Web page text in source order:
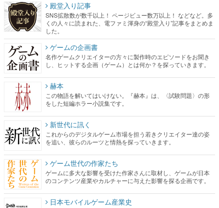
殿堂入り記事
SNS拡散数が数千以上！ ページビュー数万以上！ などなど。多
くの人々に読まれた、電ファミ渾身の“殿堂入り”記事をまとめま
した。
ゲームの企画書
名作ゲームクリエイターの方々に製作時のエピソードをお聞き
し、ヒットする企画（ゲーム）とは何か？を探っていきます。
赫本
この物語を解いてはいけない。『赫本』は、〈試験問題〉の形
をした短編ホラー小説集です。
新世代に訊く
これからのデジタルゲーム市場を担う若きクリエイター達の姿
を追い、彼らのルーツと情熱を探っていきます。
ゲーム世代の作家たち
ゲームに多大な影響を受けた作家さんに取材し、ゲームが日本
のコンテンツ産業やカルチャーに与えた影響を探る企画です。
日本モバイルゲーム産業史